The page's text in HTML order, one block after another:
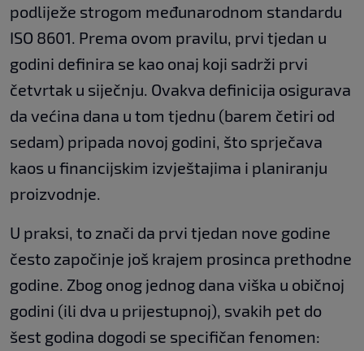
podliježe strogom međunarodnom standardu
ISO 8601. Prema ovom pravilu, prvi tjedan u
godini definira se kao onaj koji sadrži prvi
četvrtak u siječnju. Ovakva definicija osigurava
da većina dana u tom tjednu (barem četiri od
sedam) pripada novoj godini, što sprječava
kaos u financijskim izvještajima i planiranju
proizvodnje.
U praksi, to znači da prvi tjedan nove godine
često započinje još krajem prosinca prethodne
godine. Zbog onog jednog dana viška u običnoj
godini (ili dva u prijestupnoj), svakih pet do
šest godina dogodi se specifičan fenomen: